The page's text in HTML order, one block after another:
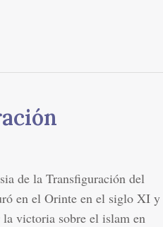
de la Transfiguración del
en el Orinte en el siglo XI y
victoria sobre el islam en